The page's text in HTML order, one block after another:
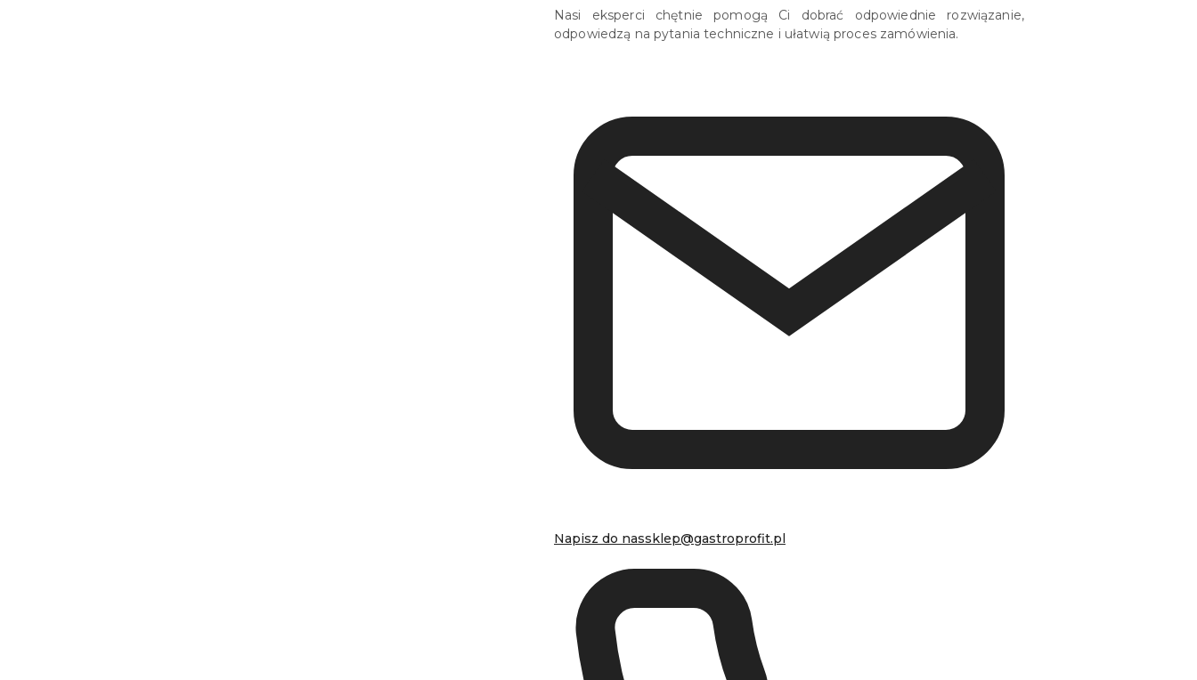
Nasi eksperci chętnie pomogą Ci dobrać odpowiednie rozwiązanie,
odpowiedzą na pytania techniczne i ułatwią proces zamówienia.
Napisz do nassklep@gastroprofit.pl